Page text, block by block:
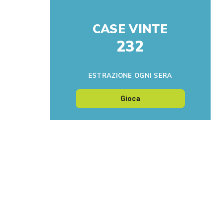
CASE VINTE
232
ESTRAZIONE OGNI SERA
Gioca